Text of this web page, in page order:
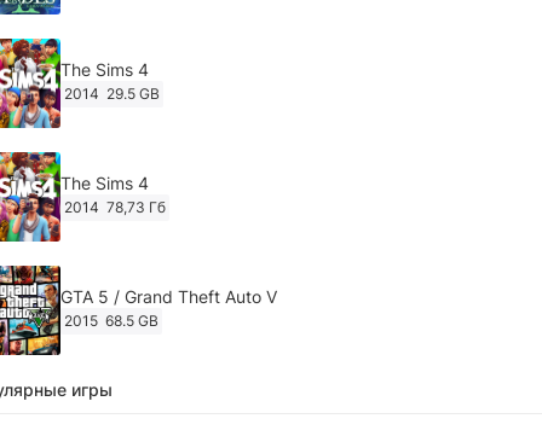
The Sims 4
2014 29.5 GB
The Sims 4
2014 78,73 Гб
GTA 5 / Grand Theft Auto V
2015 68.5 GB
Ghost of Tsushima: Director's Cut v.1053.8.1023.1614
игры